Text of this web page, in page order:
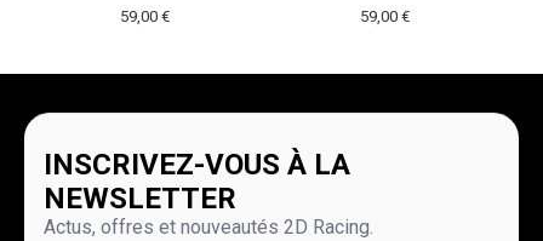
59,00 € 59,00 €
INSCRIVEZ-VOUS À LA
NEWSLETTER
Actus, offres et nouveautés 2D Racing.